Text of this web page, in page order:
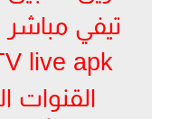
القنوات